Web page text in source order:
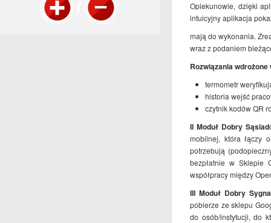
Opiekunowie, dzięki
intuicyjny aplikacja
mają do wykonania.
wraz z podaniem
Rozwiązania
termometr
historia wejść
czytnik kodów QR
II Moduł Dobry Sąsiad
mobilnej, która łączy
potrzebują
bezpłatnie w Sklepie
współpracy między
III Moduł Dobry
pobierze ze sklepu
do osób/instytucji, do